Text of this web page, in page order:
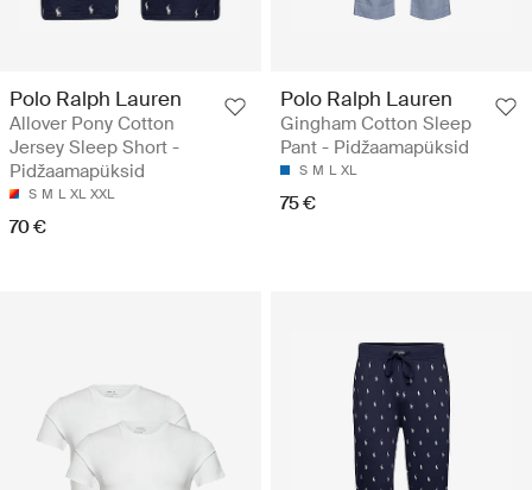
Polo Ralph Lauren
Allover Pony Cotton
Jersey Sleep Short -
Pidžaamapüksid
S M L XL XXL
70 €
Polo Ralph Lauren
Gingham Cotton Sleep
Pant - Pidžaamapüksid
S M L XL
75 €